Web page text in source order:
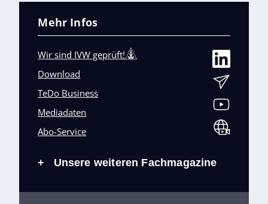
Mehr Infos
Wir sind IVW geprüft!
Download
TeDo Business
Mediadaten
Abo-Service
+ Unsere weiteren Fachmagazine